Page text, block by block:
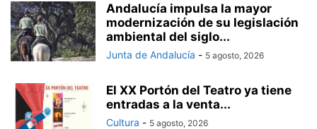
Andalucía impulsa la mayor
modernización de su legislación
ambiental del siglo...
Junta de Andalucía - 5 agosto, 2026
El XX Portón del Teatro ya tiene
entradas a la venta...
Cultura - 5 agosto, 2026